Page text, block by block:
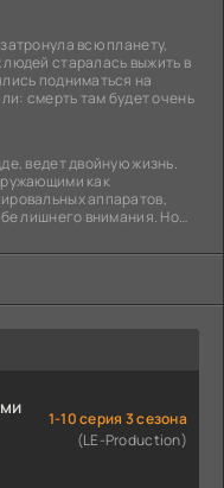
всю планету,
старалась выжить в
подниматься на
смерть там будет очень
ведет двойную жизнь.
как
аппаратов,
лишнего внимания. Но
1-10 серия 3 сезона
(LE-Production)